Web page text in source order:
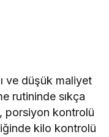
ve düşük maliyet
rutininde sıkça
porsiyon kontrolü
kilo kontrolü